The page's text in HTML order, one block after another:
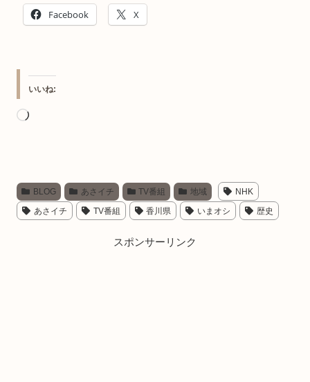
Facebook X
いいね:
読
中…
BLOG あさイチ TV番組 地域 NHK
あさイチ TV番組 香川県 いまオシ 歴史
スポンサーリンク